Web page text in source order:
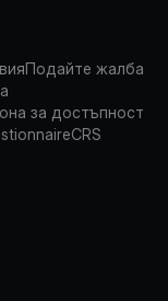
Подайте жалба
за достъпност
CRS